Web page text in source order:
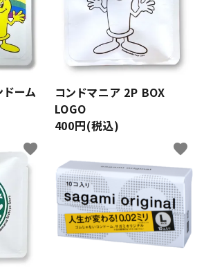
ーム
コンドマニア 2P BOX
LOGO
400円(税込)
favorite favorite